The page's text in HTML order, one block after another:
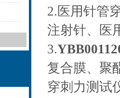
2.医用针管
注射针、医
3.
复合膜、聚
穿刺力测试